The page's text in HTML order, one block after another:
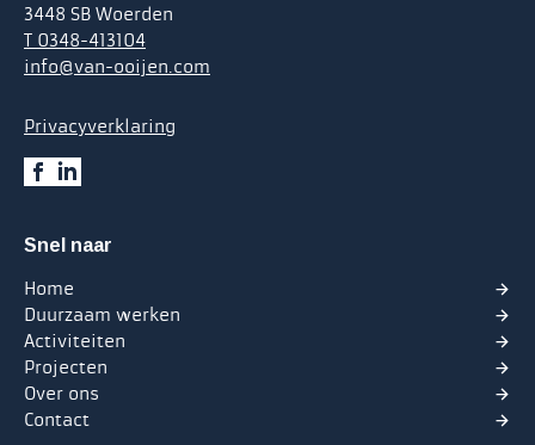
3448 SB Woerden
T 0348-413104
info@van-ooijen.com
Privacyverklaring
Snel naar
Home
Duurzaam werken
Activiteiten
Projecten
Over ons
Contact